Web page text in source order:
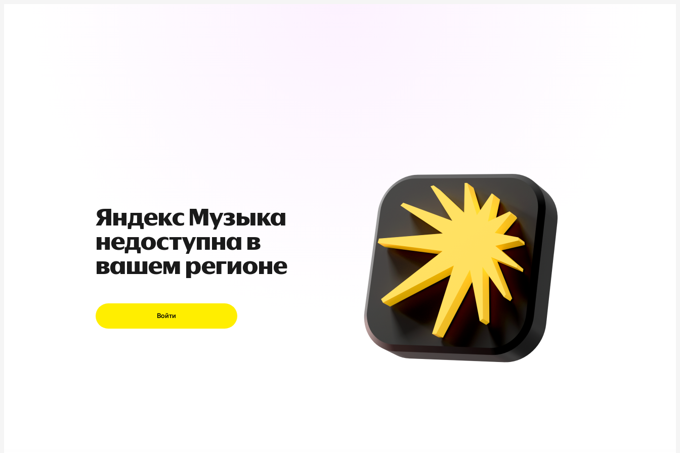
Яндекс Музыка
недоступна в
вашем регионе
Войти